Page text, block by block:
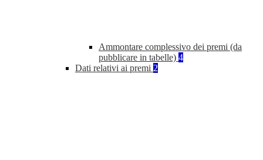
Ammontare complessivo dei premi (da
pubblicare in tabelle) 4
Dati relativi ai premi 2